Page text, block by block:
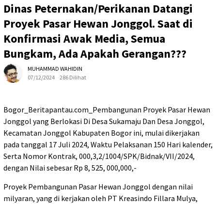
Dinas Peternakan/Perikanan Datangi
Proyek Pasar Hewan Jonggol. Saat di
Konfirmasi Awak Media, Semua
Bungkam, Ada Apakah Gerangan???
MUHAMMAD WAHIDIN
07/12/2024
286 Dilihat
Bogor_Beritapantau.com_Pembangunan Proyek Pasar Hewan
Jonggol yang Berlokasi Di Desa Sukamaju Dan Desa Jonggol,
Kecamatan Jonggol Kabupaten Bogor ini, mulai dikerjakan
pada tanggal 17 Juli 2024, Waktu Pelaksanan 150 Hari kalender,
Serta Nomor Kontrak, 000,3,2/1004/SPK/Bidnak/VII/2024,
dengan Nilai sebesar Rp 8, 525, 000,000,-
Proyek Pembangunan Pasar Hewan Jonggol dengan nilai
milyaran, yang di kerjakan oleh PT Kreasindo Fillara Mulya,